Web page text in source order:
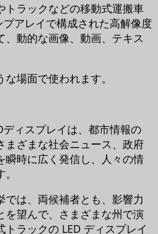
トラックなどの移動式運搬車
アレイで構成された高解像度
、動的な画像、動画、テキス
場面で使われます。
ィスプレイは、都市情報の
まざまな社会ニュース、政府
瞬時に広く発信し、人々の情
では、両候補者とも、影響力
を望んで、さまざまな州で演
ラックの LED ディスプレイ